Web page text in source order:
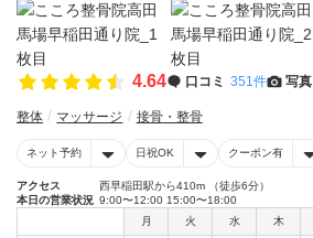
4.64 口コミ 351件 写真
整体 マッサージ 接骨・整骨
ネット予約 日祝OK クーポン有
アクセス
西早稲田駅から410m （徒歩6分）
本日の営業状況 9:00〜12:00 15:00〜18:00
月
火 水 木